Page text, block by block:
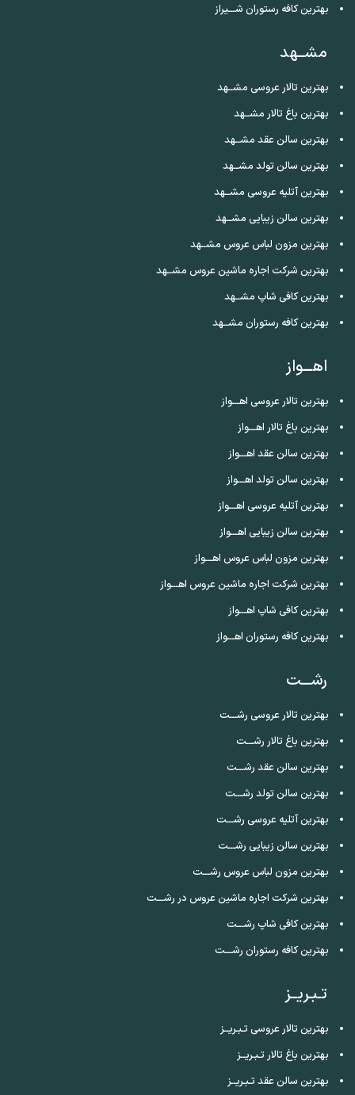
بهترین کافه رستوران شـــیراز
مشــهد
بهترین تالار عروسی مشــهد
بهترین باغ تالار مشــهد
بهترین سالن عقد مشــهد
بهترین سالن تولد مشــهد
بهترین آتلیه عروسی مشــهد
بهترین سالن زیبایی مشــهد
بهترین مزون لباس عروس مشــهد
بهترین شرکت اجاره ماشین عروس مشــهد
بهترین کافی شاپ مشــهد
بهترین کافه رستوران مشــهد
اهـــواز
بهترین تالار عروسی اهـــواز
بهترین باغ تالار اهـــواز
بهترین سالن عقد اهـــواز
بهترین سالن تولد اهـــواز
بهترین آتلیه عروسی اهـــواز
بهترین سالن زیبایی اهـــواز
بهترین مزون لباس عروس اهـــواز
بهترین شرکت اجاره ماشین عروس اهـــواز
بهترین کافی شاپ اهـــواز
بهترین کافه رستوران اهـــواز
رشـــت
بهترین تالار عروسی رشـــت
بهترین باغ تالار رشـــت
بهترین سالن عقد رشـــت
بهترین سالن تولد رشـــت
بهترین آتلیه عروسی رشـــت
بهترین سالن زیبایی رشـــت
بهترین مزون لباس عروس رشـــت
بهترین شرکت اجاره ماشین عروس در رشـــت
بهترین کافی شاپ رشـــت
بهترین کافه رستوران رشـــت
تـبـریــز
بهترین تالار عروسی تـبـریــز
بهترین باغ تالار تـبـریــز
بهترین سالن عقد تـبـریــز